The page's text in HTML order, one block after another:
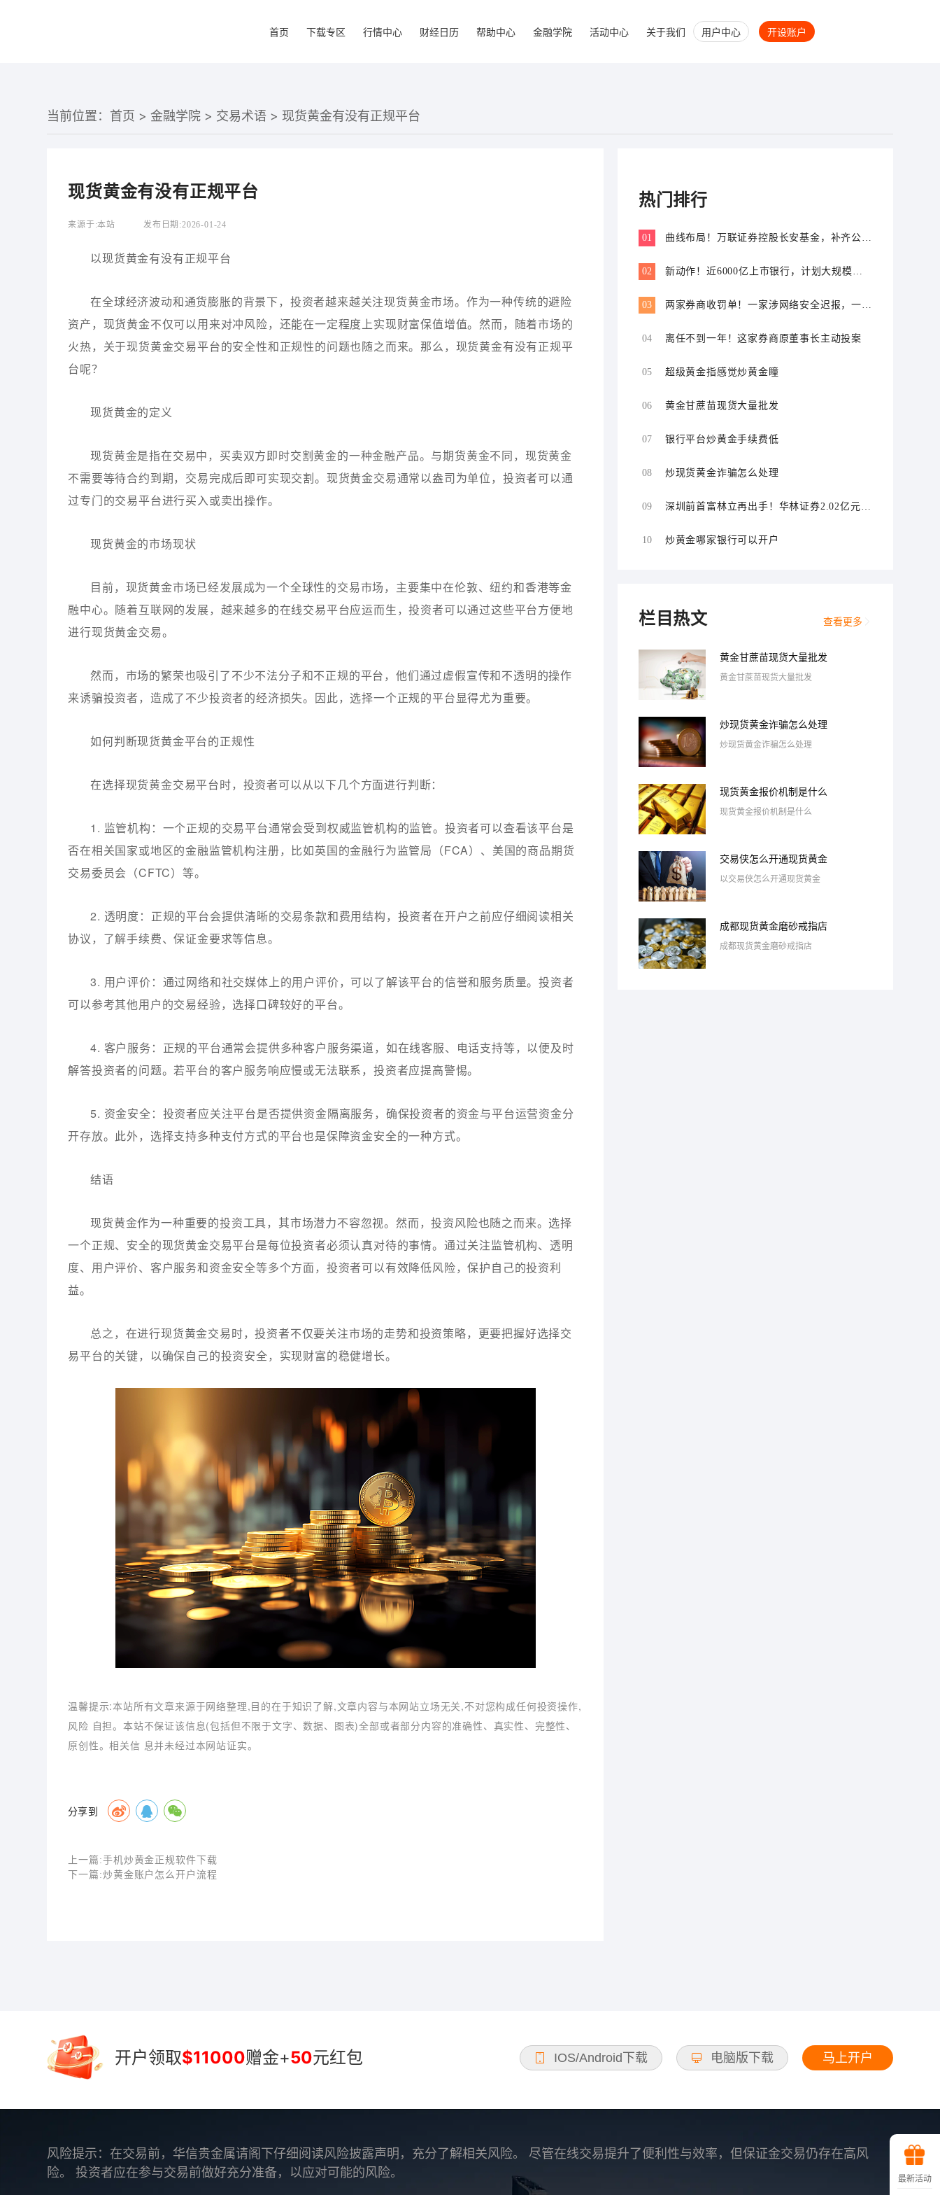
首页 下载专区 行情中心 财经日历 帮助中心 金融学院 活动中心 关于我们 用户中心 开设账户
当前位置： 首页 >金融学院 > 交易术语 > 现货黄金有没有正规平台
现货黄金有没有正规平台
来源于:本站 发布日期:2026-01-24
以现货黄金有没有正规平台
在全球经济波动和通货膨胀的背景下，投资者越来越关注现货黄金市场。作为一种传统的避险
资产，现货黄金不仅可以用来对冲风险，还能在一定程度上实现财富保值增值。然而，随着市场的
火热，关于现货黄金交易平台的安全性和正规性的问题也随之而来。那么，现货黄金有没有正规平
台呢？
现货黄金的定义
现货黄金是指在交易中，买卖双方即时交割黄金的一种金融产品。与期货黄金不同，现货黄金
不需要等待合约到期，交易完成后即可实现交割。现货黄金交易通常以盎司为单位，投资者可以通
过专门的交易平台进行买入或卖出操作。
现货黄金的市场现状
目前，现货黄金市场已经发展成为一个全球性的交易市场，主要集中在伦敦、纽约和香港等金
融中心。随着互联网的发展，越来越多的在线交易平台应运而生，投资者可以通过这些平台方便地
进行现货黄金交易。
然而，市场的繁荣也吸引了不少不法分子和不正规的平台，他们通过虚假宣传和不透明的操作
来诱骗投资者，造成了不少投资者的经济损失。因此，选择一个正规的平台显得尤为重要。
如何判断现货黄金平台的正规性
在选择现货黄金交易平台时，投资者可以从以下几个方面进行判断：
1. 监管机构：一个正规的交易平台通常会受到权威监管机构的监管。投资者可以查看该平台是
否在相关国家或地区的金融监管机构注册，比如英国的金融行为监管局（FCA）、美国的商品期货
交易委员会（CFTC）等。
2. 透明度：正规的平台会提供清晰的交易条款和费用结构，投资者在开户之前应仔细阅读相关
协议，了解手续费、保证金要求等信息。
3. 用户评价：通过网络和社交媒体上的用户评价，可以了解该平台的信誉和服务质量。投资者
可以参考其他用户的交易经验，选择口碑较好的平台。
4. 客户服务：正规的平台通常会提供多种客户服务渠道，如在线客服、电话支持等，以便及时
解答投资者的问题。若平台的客户服务响应慢或无法联系，投资者应提高警惕。
5. 资金安全：投资者应关注平台是否提供资金隔离服务，确保投资者的资金与平台运营资金分
开存放。此外，选择支持多种支付方式的平台也是保障资金安全的一种方式。
结语
现货黄金作为一种重要的投资工具，其市场潜力不容忽视。然而，投资风险也随之而来。选择
一个正规、安全的现货黄金交易平台是每位投资者必须认真对待的事情。通过关注监管机构、透明
度、用户评价、客户服务和资金安全等多个方面，投资者可以有效降低风险，保护自己的投资利
益。
总之，在进行现货黄金交易时，投资者不仅要关注市场的走势和投资策略，更要把握好选择交
易平台的关键，以确保自己的投资安全，实现财富的稳健增长。
温馨提示:本站所有文章来源于网络整理,目的在于知识了解,文章内容与本网站立场无关,不对您构成任何投资操作,
风险 自担。本站不保证该信息(包括但不限于文字、数据、图表)全部或者部分内容的准确性、真实性、完整性、
原创性。相关信 息并未经过本网站证实。
分享到
上一篇:手机炒黄金正规软件下载
下一篇:炒黄金账户怎么开户流程
热门排行
01
曲线布局！万联证券控股长安基金，补齐公募
02
新动作！近6000亿上市银行，计划大规模增
03
两家券商收罚单！一家涉网络安全迟报，一家
04
离任不到一年！这家券商原董事长主动投案
05 超级黄金指感觉炒黄金瞳
06 黄金甘蔗苗现货大量批发
07 银行平台炒黄金手续费低
08 炒现货黄金诈骗怎么处理
09
深圳前首富林立再出手！华林证券2.02亿元拟
10
炒黄金哪家银行可以开户
栏目热文 查看更多
黄金甘蔗苗现货大量批发
黄金甘蔗苗现货大量批发
炒现货黄金诈骗怎么处理
炒现货黄金诈骗怎么处理
现货黄金报价机制是什么
现货黄金报价机制是什么
交易侠怎么开通现货黄金
以交易侠怎么开通现货黄金
成都现货黄金磨砂戒指店
成都现货黄金磨砂戒指店
开户领取$11000赠金+50元红包 IOS/Android下载 电脑版下载 马上开户
风险提示：在交易前，华信贵金属请阁下仔细阅读风险披露声明，充分了解相关风险。 尽管在线交易提升了便利性与效率，但保证金交易仍存在高风
险。 投资者应在参与交易前做好充分准备，以应对可能的风险。
最新活动